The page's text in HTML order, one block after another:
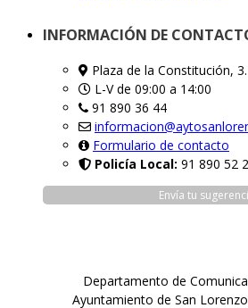
INFORMACIÓN DE
Plaza de la Constitución,
L-V de 09:00 a 14:00
91 890 36 44
Formulario de contacto
Policía Local: 91 890 52
Envía tu
Departamento de
Ayuntamiento de San